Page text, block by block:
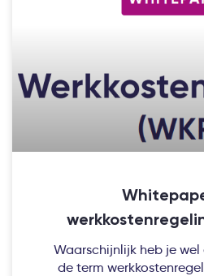
Waarschijnlijk heb je
de term